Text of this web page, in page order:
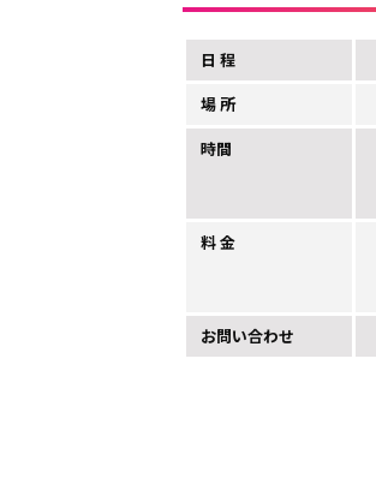
日 程
場 所
時間
料 金
お問い合わせ